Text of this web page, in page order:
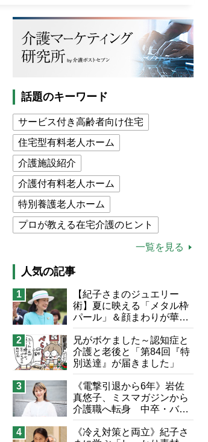
話題のキーワード
サービス付き高齢者向け住宅
住宅型有料老人ホーム
介護施設紹介
介護付有料老人ホーム
特別養護老人ホーム
プロが教える在宅介護のヒント
介護食
高木ブー
ケアマネジャー
猫が母になつきません
息子の遠距離介護サバイバル術
兄がボケました
便利なサービス
予防法
一覧を見る
人気の記事
1
【紀子さまのジュエリー
術】夏に映える「メタル枠
パール」＆顔まわりが華や
ぐ「揺れる一粒」の使い分
け方
2
兄がボケました～認知症と
介護と老後と「第84回『特
別送達』が届きました」
3
《電撃引退から6年》岩佐
真悠子、ミスマガジンから
介護職へ転身 中卒・バイ
ト経験ゼロの彼女が見つけ
た“居場所”「社会の役に立
4
《冷え対策と両立》紀子さ